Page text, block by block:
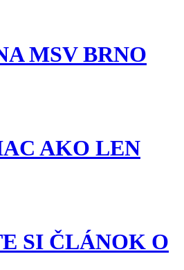
MSV BRNO
AKO LEN
SI ČLÁNOK O